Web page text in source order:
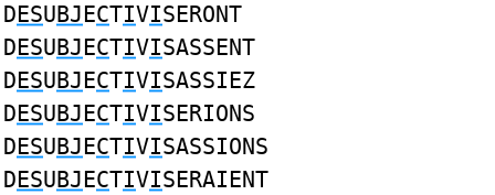
DESUBJECTIVISERONT
DESUBJECTIVISASSENT
DESUBJECTIVISASSIEZ
DESUBJECTIVISERIONS
DESUBJECTIVISASSIONS
DESUBJECTIVISERAIENT